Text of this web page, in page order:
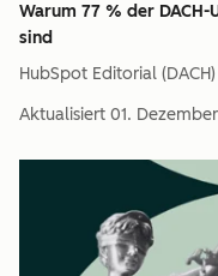
Warum 77 % der
sind
HubSpot Editorial (DACH)
Aktualisiert 01.